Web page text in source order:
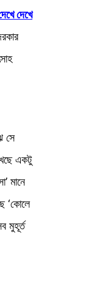
দেখে
সে
একটু
মানে
‘কোলে
মুহূর্ত